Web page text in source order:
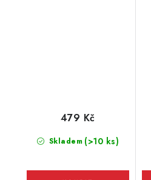
Skladem (>10 ks)
479 Kč